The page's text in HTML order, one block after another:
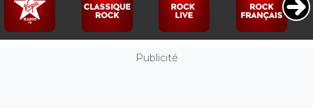
Publicité